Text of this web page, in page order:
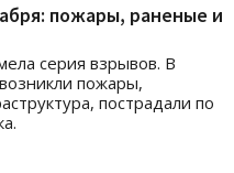
пожары, раненые и
серия взрывов. В
пожары,
пострадали по